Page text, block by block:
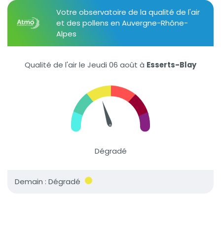
Votre observatoire de la qualité de l'air
et des pollens en Auvergne-Rhône-
Alpes
Qualité de l'air le Jeudi 06 août à Esserts-Blay
Dégradé
Demain : Dégradé